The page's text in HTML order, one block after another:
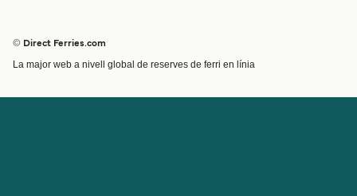
© Direct Ferries.com
La major web a nivell global de reserves de ferri en línia